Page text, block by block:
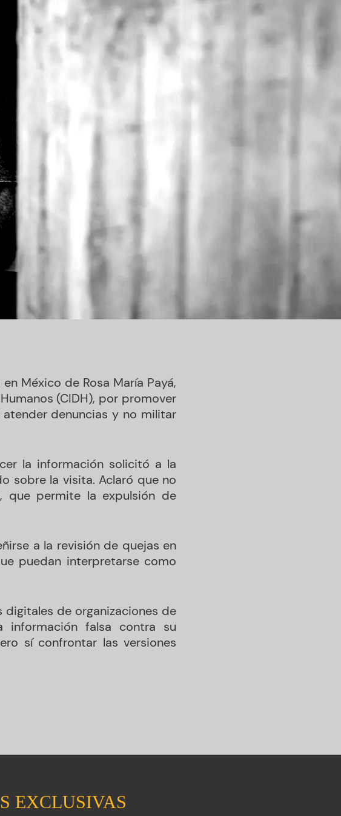
México de Rosa María Payá,
(CIDH), por promover
denuncias y no militar
la información solicitó a la
sobre la visita. Aclaró que no
que permite la expulsión de
a la revisión de quejas en
puedan interpretarse como
de organizaciones de
información falsa contra su
sí confrontar las versiones
EXCLUSIVAS